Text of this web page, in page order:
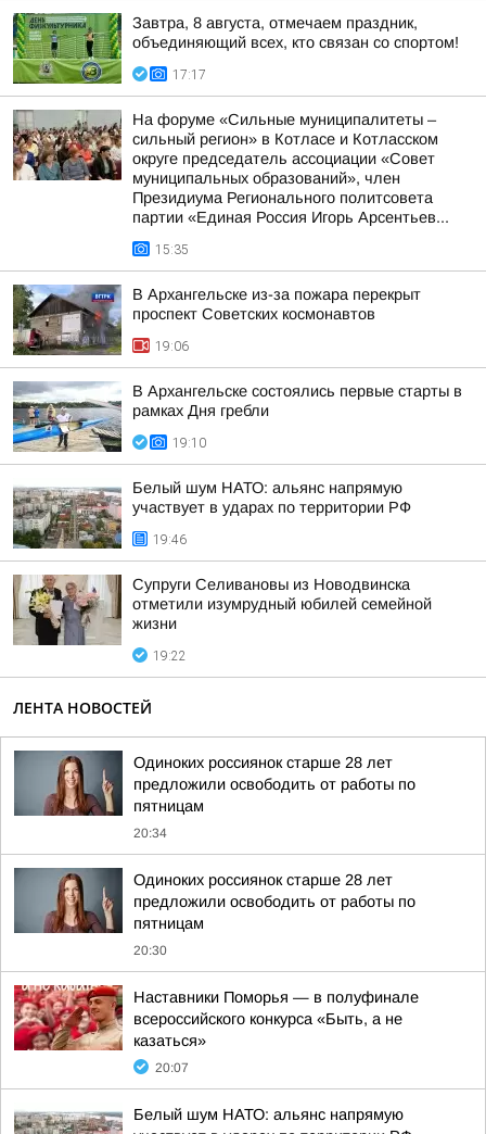
Завтра, 8 августа, отмечаем праздник,
объединяющий всех, кто связан со спортом!
17:17
На форуме «Сильные муниципалитеты –
сильный регион» в Котласе и Котласском
округе председатель ассоциации «Совет
муниципальных образований», член
Президиума Регионального политсовета
партии «Единая Россия Игорь Арсентьев...
15:35
В Архангельске из-за пожара перекрыт
проспект Советских космонавтов
19:06
В Архангельске состоялись первые старты в
рамках Дня гребли
19:10
Белый шум НАТО: альянс напрямую
участвует в ударах по территории РФ
19:46
Супруги Селивановы из Новодвинска
отметили изумрудный юбилей семейной
жизни
19:22
ЛЕНТА НОВОСТЕЙ
Одиноких россиянок старше 28 лет
предложили освободить от работы по
пятницам
20:34
Одиноких россиянок старше 28 лет
предложили освободить от работы по
пятницам
20:30
Наставники Поморья — в полуфинале
всероссийского конкурса «Быть, а не
казаться»
20:07
Белый шум НАТО: альянс напрямую